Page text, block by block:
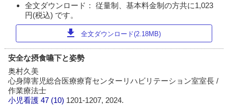
全文ダウンロード： 従量制、基本料金制の方共に1,023
円(税込) です。
download 全文ダウンロード(2.18MB)
安全な摂食嚥下と姿勢
奥村久美
心身障害児総合医療療育センターリハビリテーション室室長 /
作業療法士
小児看護 47 (10) 1201-1207, 2024.